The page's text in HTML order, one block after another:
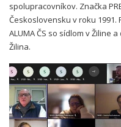
spolupracovníkov. Značka
Československu v roku
ALUMA ČS so sídlom v Žiline
Žilina.